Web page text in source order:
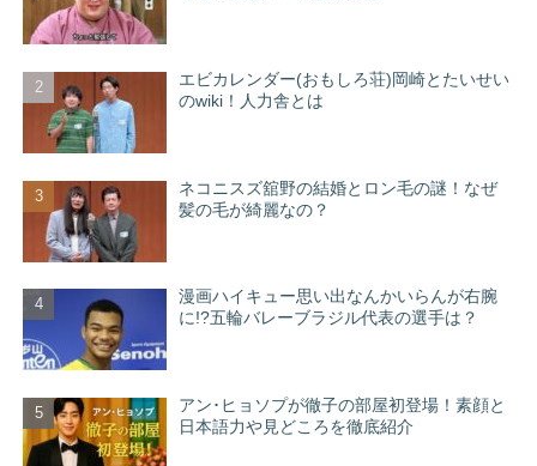
エビカレンダー(おもしろ荘)岡崎とたいせい
のwiki！人力舎とは
ネコニスズ舘野の結婚とロン毛の謎！なぜ
髪の毛が綺麗なの？
漫画ハイキュー思い出なんかいらんが右腕
に!?五輪バレーブラジル代表の選手は？
アン･ヒョソプが徹子の部屋初登場！素顔と
日本語力や見どころを徹底紹介